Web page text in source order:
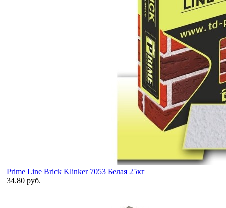
Prime Line Brick Klinker 7053 Белая 25кг
34.80 руб.